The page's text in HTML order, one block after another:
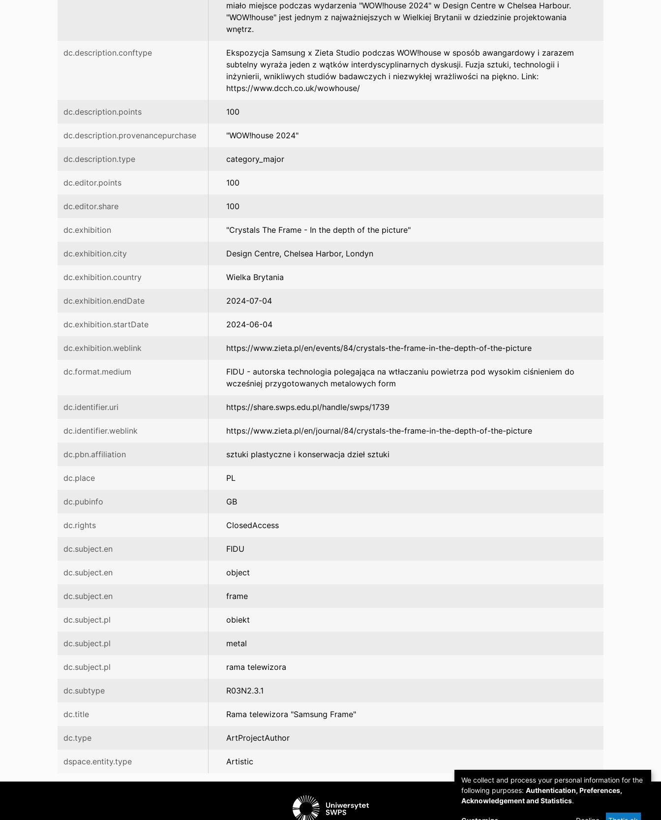
miało miejsce podczas wydarzenia "WOW!house 2024" w Design Centre w Chelsea Harbour.
"WOW!house" jest jednym z najważniejszych w Wielkiej Brytanii w dziedzinie projektowania
wnętrz.
dc.description.conftype
Ekspozycja Samsung x Zieta Studio podczas WOW!house w sposób awangardowy i zarazem
subtelny wyraża jeden z wątków interdyscyplinarnych dyskusji. Fuzja sztuki, technologii i
inżynierii, wnikliwych studiów badawczych i niezwykłej wrażliwości na piękno. Link:
https://www.dcch.co.uk/wowhouse/
dc.description.points 100
dc.description.provenancepurchase "WOW!house 2024"
dc.description.type category_major
dc.editor.points 100
dc.editor.share 100
dc.exhibition "Crystals The Frame - In the depth of the picture"
dc.exhibition.city Design Centre, Chelsea Harbor, Londyn
dc.exhibition.country Wielka Brytania
dc.exhibition.endDate 2024-07-04
dc.exhibition.startDate 2024-06-04
dc.exhibition.weblink https://www.zieta.pl/en/events/84/crystals-the-frame-in-the-depth-of-the-picture
dc.format.medium
FIDU - autorska technologia polegająca na wtłaczaniu powietrza pod wysokim ciśnieniem do
wcześniej przygotowanych metalowych form
dc.identifier.uri https://share.swps.edu.pl/handle/swps/1739
dc.identifier.weblink https://www.zieta.pl/en/journal/84/crystals-the-frame-in-the-depth-of-the-picture
dc.pbn.affiliation sztuki plastyczne i konserwacja dzieł sztuki
dc.place PL
dc.pubinfo GB
dc.rights ClosedAccess
dc.subject.en FIDU
dc.subject.en object
dc.subject.en frame
dc.subject.pl obiekt
dc.subject.pl metal
dc.subject.pl rama telewizora
dc.subtype R03N2.3.1
dc.title Rama telewizora "Samsung Frame"
dc.type ArtProjectAuthor
dspace.entity.type Artistic
We collect and process your personal information for the
following purposes: Authentication, Preferences,
Acknowledgement and Statistics.